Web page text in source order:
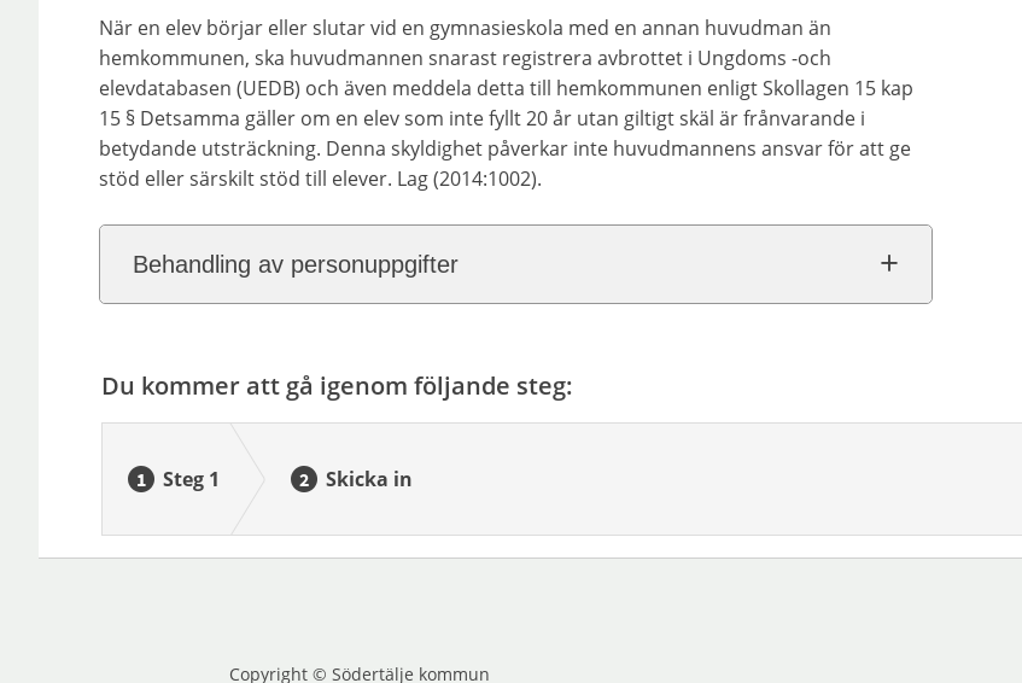
När en elev börjar eller slutar vid en gymnasieskola med en annan huvudman än
hemkommunen, ska huvudmannen snarast registrera avbrottet i Ungdoms -och
elevdatabasen (UEDB) och även meddela detta till hemkommunen enligt Skollagen 15 kap
15 § Detsamma gäller om en elev som inte fyllt 20 år utan giltigt skäl är frånvarande i
betydande utsträckning. Denna skyldighet påverkar inte huvudmannens ansvar för att ge
stöd eller särskilt stöd till elever. Lag (2014:1002).
Behandling av personuppgifter
Du kommer att gå igenom följande steg:
Steg 1 Skicka in
Copyright © Södertälje kommun